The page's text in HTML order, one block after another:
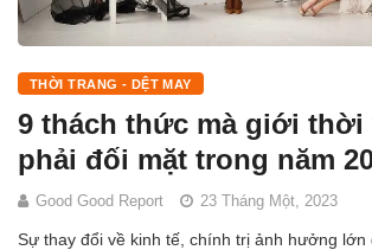
THỜI TRANG - DỆT MAY
9 thách thức mà giới thời
phải đối mặt trong năm
Good Good Report 23 Tháng Một, 2023
Sự thay đổi về kinh tế, chính trị ảnh hưởng lớn